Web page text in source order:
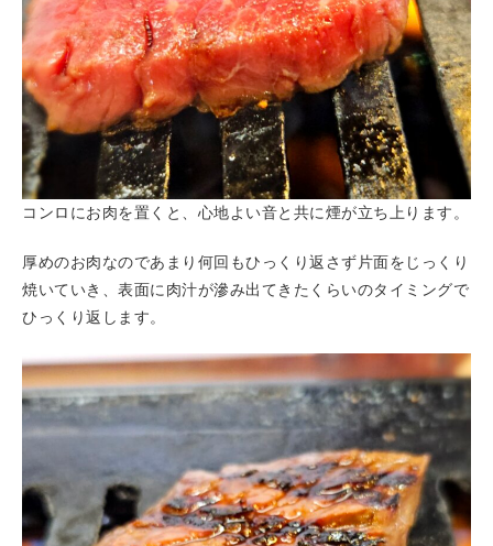
コンロにお肉を置くと、心地よい音と共に煙が立ち上ります。
厚めのお肉なのであまり何回もひっくり返さず片面をじっくり
焼いていき、表面に肉汁が滲み出てきたくらいのタイミングで
ひっくり返します。